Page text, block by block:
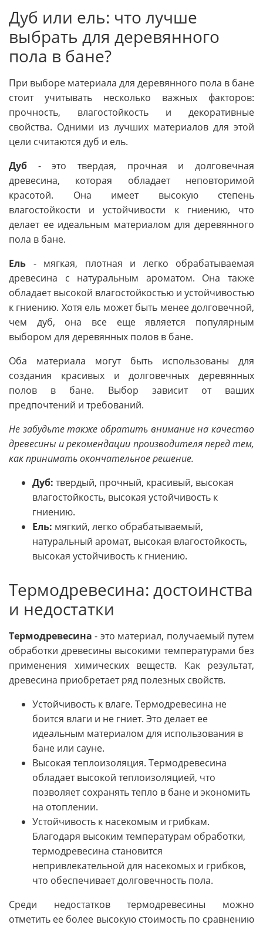
Дуб или ель: что лучше
выбрать для деревянного
пола в бане?
При выборе материала для деревянного пола в бане
стоит учитывать несколько важных факторов:
прочность, влагостойкость и декоративные
свойства. Одними из лучших материалов для этой
цели считаются дуб и ель.
Дуб - это твердая, прочная и долговечная
древесина, которая обладает неповторимой
красотой. Она имеет высокую степень
влагостойкости и устойчивости к гниению, что
делает ее идеальным материалом для деревянного
пола в бане.
Ель - мягкая, плотная и легко обрабатываемая
древесина с натуральным ароматом. Она также
обладает высокой влагостойкостью и устойчивостью
к гниению. Хотя ель может быть менее долговечной,
чем дуб, она все еще является популярным
выбором для деревянных полов в бане.
Оба материала могут быть использованы для
создания красивых и долговечных деревянных
полов в бане. Выбор зависит от ваших
предпочтений и требований.
Не забудьте также обратить внимание на качество
древесины и рекомендации производителя перед тем,
как принимать окончательное решение.
Дуб: твердый, прочный, красивый, высокая
влагостойкость, высокая устойчивость к
гниению.
Ель: мягкий, легко обрабатываемый,
натуральный аромат, высокая влагостойкость,
высокая устойчивость к гниению.
Термодревесина: достоинства
и недостатки
Термодревесина - это материал, получаемый путем
обработки древесины высокими температурами без
применения химических веществ. Как результат,
древесина приобретает ряд полезных свойств.
Устойчивость к влаге. Термодревесина не
боится влаги и не гниет. Это делает ее
идеальным материалом для использования в
бане или сауне.
Высокая теплоизоляция. Термодревесина
обладает высокой теплоизоляцией, что
позволяет сохранять тепло в бане и экономить
на отоплении.
Устойчивость к насекомым и грибкам.
Благодаря высоким температурам обработки,
термодревесина становится
непривлекательной для насекомых и грибков,
что обеспечивает долговечность пола.
Среди недостатков термодревесины можно
отметить ее более высокую стоимость по сравнению